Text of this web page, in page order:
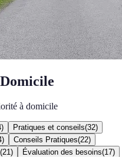
à domicile
) Pratiques et conseils(32)
) Conseils Pratiques(22)
(21 ) Évaluation des besoins(17)